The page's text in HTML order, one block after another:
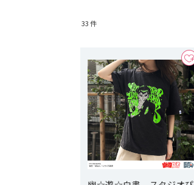
33件